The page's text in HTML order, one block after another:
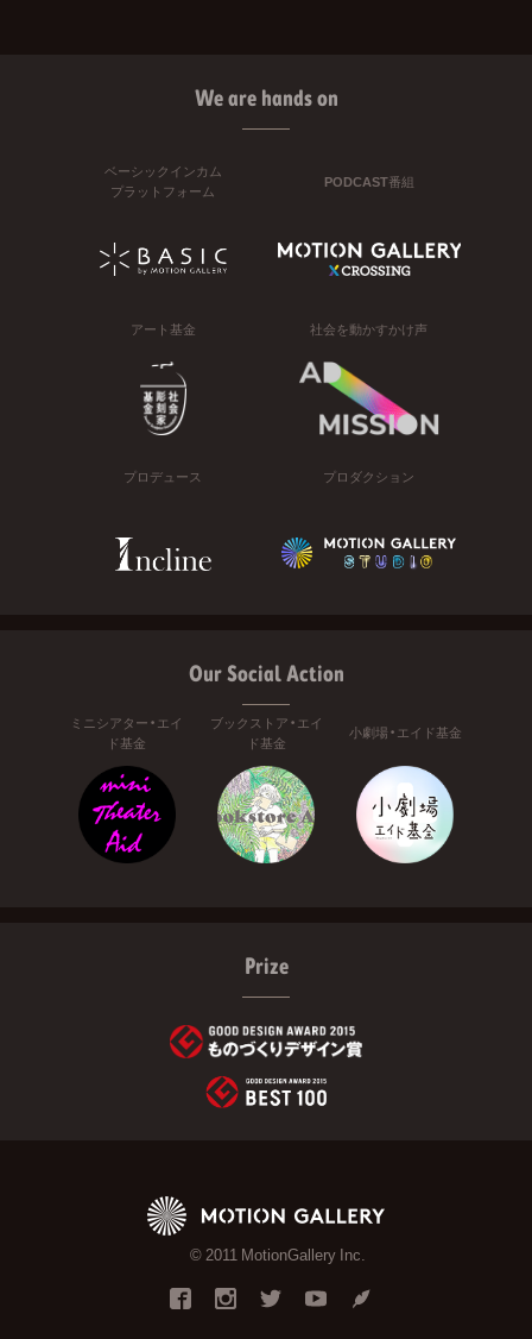
We are hands on
ベーシックインカム
プラットフォーム
PODCAST番組
アート基金 社会を動かすかけ声
プロデュース プロダクション
Our Social Action
ミニシアター・エイ
ド基金
ブックストア・エイ
ド基金
小劇場・エイド基金
Prize
© 2011 MotionGallery Inc.